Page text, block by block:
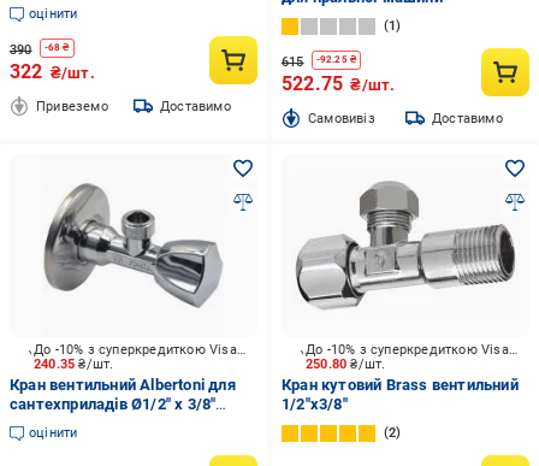
оцінити
390 -68 ₴
322 ₴/шт.
Привеземо Доставимо
1
615 -92.25₴
522.75 ₴/шт.
Cамовивіз Доставимо
240.35₴/шт.
До -10% з суперкредиткою Visa Вигода
Кран вентильний Albertoni для
сантехприладів Ø1/2" х 3/8"
трикутна ручка (C426485)
оцінити
250.80₴/шт.
До -10% з суперкредиткою Visa Вигода
Кран кутовий Brass вентильний
1/2"x3/8"
2